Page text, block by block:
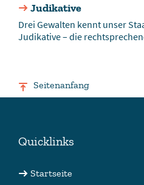
Judikative
Drei Gewalten kennt unser
Judikative – die
Seitenanfang
Quicklinks
Startseite